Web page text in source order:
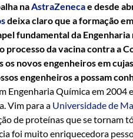
naAstraZenecae desde
deixa claro que a formação
fundamental da
processo da vacina contra a
novos engenheiros em
engenheiros a possam
Engenharia Química em
Vim para a Universidade de
de proteínas que se tornam
foi muito enriquecedora